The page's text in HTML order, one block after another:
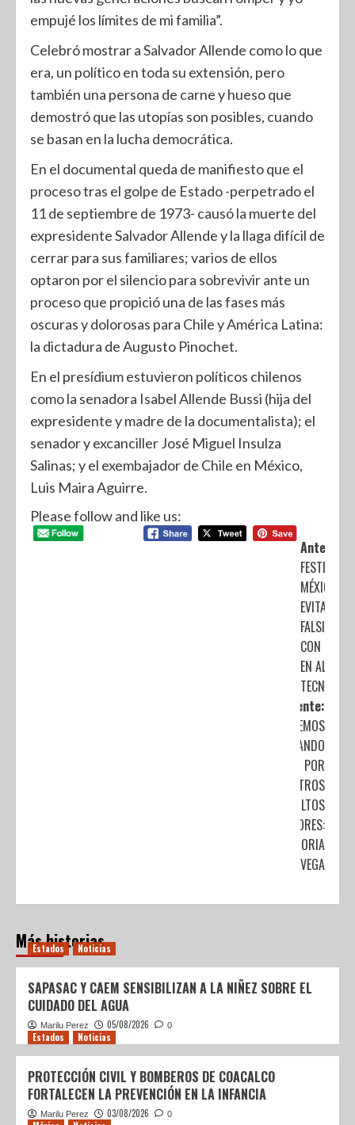
empujé los límites de mi familia”.
Celebró mostrar a Salvador Allende como lo que
era, un político en toda su extensión, pero
también una persona de carne y hueso que
demostró que las utopías son posibles, cuando
se basan en la lucha democrática.
En el documental queda de manifiesto que el
proceso tras el golpe de Estado -perpetrado el
11 de septiembre de 1973- causó la muerte del
expresidente Salvador Allende y la llaga difícil de
cerrar para sus familiares; varios de ellos
optaron por el silencio para sobrevivir ante un
proceso que propició una de las fases más
oscuras y dolorosas para Chile y América Latina:
la dictadura de Augusto Pinochet.
En el presídium estuvieron políticos chilenos
como la senadora Isabel Allende Bussi (hija del
expresidente y madre de la documentalista); el
senador y excanciller José Miguel Insulza
Salinas; y el exembajador de Chile en México,
Luis Maira Aguirre.
Please follow and like us:
Anterior:
FESTIVAL
MÉXICO
EVITARÁ
CON
EN ALTA
Siguiente:
SEGUIREMOS
TRABAJANDO
POR
NUESTROS
ADULTOS
MAYORES:
VICTORIA
VIQUEZ VEGA
Más historias
Estados Noticias
SAPASAC Y CAEM SENSIBILIZAN A LA NIÑEZ SOBRE EL
CUIDADO DEL AGUA
Marilu Perez 05/08/2026 0
Estados Noticias
PROTECCIÓN CIVIL Y BOMBEROS DE COACALCO
FORTALECEN LA PREVENCIÓN EN LA INFANCIA
Marilu Perez 03/08/2026 0